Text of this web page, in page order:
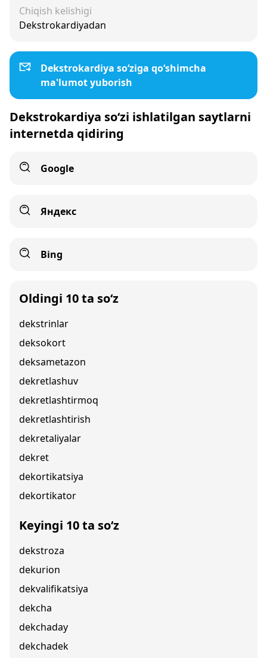
Chiqish kelishigi
Dekstrokardiyadan
Dekstrokardiya so‘ziga qo‘shimcha
ma'lumot yuborish
Dekstrokardiya so‘zi ishlatilgan saytlarni
internetda qidiring
Google
Яндекс
Bing
Oldingi 10 ta so‘z
dekstrinlar
deksokort
deksametazon
dekretlashuv
dekretlashtirmoq
dekretlashtirish
dekretaliyalar
dekret
dekortikatsiya
dekortikator
Keyingi 10 ta so‘z
dekstroza
dekurion
dekvalifikatsiya
dekcha
dekchaday
dekchadek